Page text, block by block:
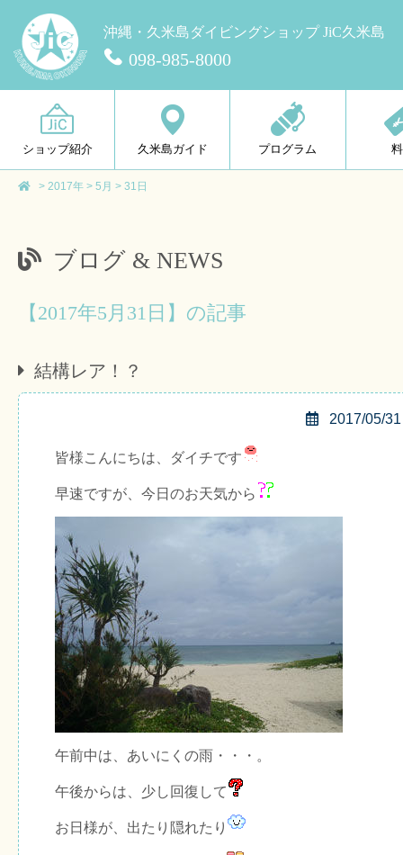
沖縄・久米島ダイビングショップ JiC久米島
098-985-8000
ショップ紹介 久米島ガイド プログラム
> 2017年 > 5月 > 31日
ブログ & NEWS
【2017年5月31日】の記事
結構レア！？
2017/05/31
皆様こんにちは、ダイチです
早速ですが、今日のお天気から
午前中は、あいにくの雨・・・。
午後からは、少し回復して
お日様が、出たり隠れたり